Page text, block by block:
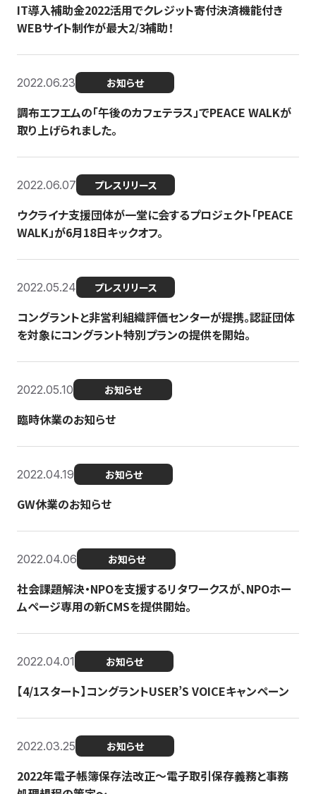
IT導入補助金2022活用でクレジット寄付決済機能付き
WEBサイト制作が最大2/3補助！
2022.06.23 お知らせ
調布エフエムの「午後のカフェテラス」でPEACE WALKが
取り上げられました。
2022.06.07 プレスリリース
ウクライナ支援団体が一堂に会するプロジェクト「PEACE
WALK」が6月18日キックオフ。
2022.05.24 プレスリリース
コングラントと非営利組織評価センターが提携。認証団体
を対象にコングラント特別プランの提供を開始。
2022.05.10 お知らせ
臨時休業のお知らせ
2022.04.19 お知らせ
GW休業のお知らせ
2022.04.06 お知らせ
社会課題解決・NPOを支援するリタワークスが、NPOホー
ムページ専用の新CMSを提供開始。
2022.04.01 お知らせ
【4/1スタート】コングラントUSER’S VOICEキャンペーン
2022.03.25 お知らせ
2022年電子帳簿保存法改正～電子取引保存義務と事務